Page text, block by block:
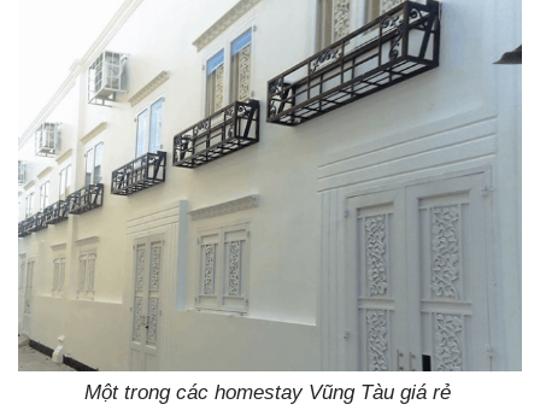
Một trong các homestay Vũng Tàu giá rẻ